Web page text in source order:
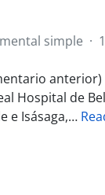
simple ·
anterior)
Hospital de
e Isásaga,…